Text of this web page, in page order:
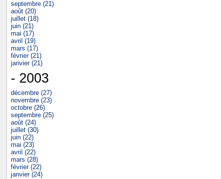
septembre (21)
août (20)
juillet (18)
juin (21)
mai (17)
avril (19)
mars (17)
février (21)
janvier (21)
- 2003
décembre (27)
novembre (23)
octobre (26)
septembre (25)
août (24)
juillet (30)
juin (22)
mai (23)
avril (22)
mars (28)
février (22)
janvier (24)